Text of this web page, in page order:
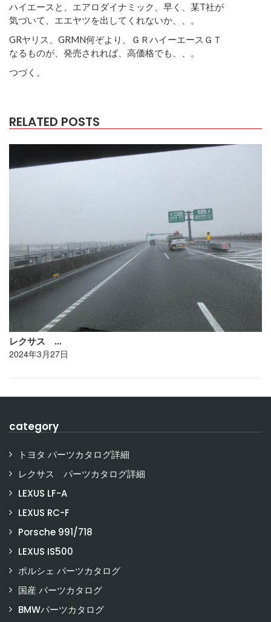
ハイエースと、エアロダイナミック、早く、某T社が
気づいて、エエヤツを出してくれないか、、。
GRヤリス、GRMN何ぞより、ＧＲハイーエースＧＴ
なるものが、発売されれば、高価格でも、、。
つづく。
RELATED POSTS
レクサス …
2024年3月27日
category
トヨタ パーツカタログ詳細
レクサス パーツカタログ詳細
LEXUS LF-A
LEXUS RC-F
Porsche 991/718
LEXUS IS500
ポルシェ パーツカタログ
国産 パーツカタログ
BMWパーツカタログ